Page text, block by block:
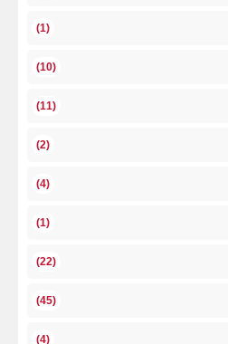
(1)
(10)
(11)
(2)
(4)
(1)
(22)
(45)
(4)